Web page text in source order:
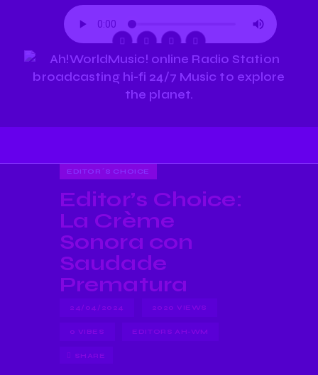
EDITOR´S CHOICE
Editor’s Choice:
La Crème
Sonora con
Saudade
Prematura
24/04/2024 2020 VIEWS
0 VIBES EDITORS AH-WM
SHARE